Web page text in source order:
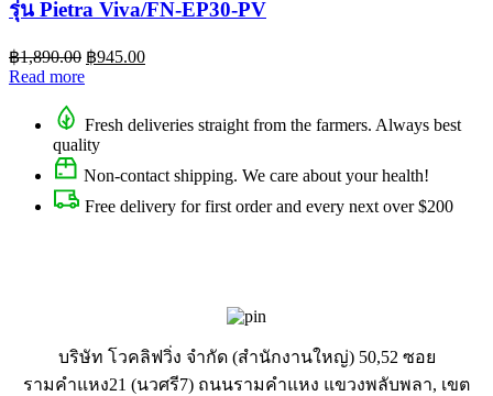
รุ่น Pietra Viva/FN-EP30-PV
฿1,890.00 ฿945.00
Read more
Fresh deliveries straight from the farmers. Always best
quality
Non-contact shipping. We care about your health!
Free delivery for first order and every next over $200
บริษัท โวคลิฟวิ่ง จำกัด (สำนักงานใหญ่) 50,52 ซอย
รามคำแหง21 (นวศรี7) ถนนรามคำแหง แขวงพลับพลา, เขต